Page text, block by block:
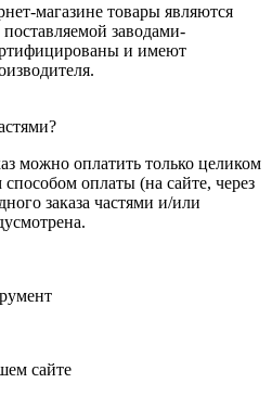
магазине товары являются
заводами-
и имеют
можно оплатить только целиком
оплаты (на сайте, через
заказа частями и/или
сайте